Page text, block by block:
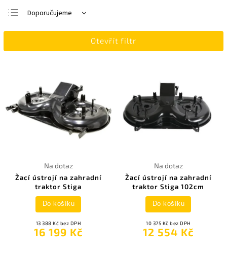
Doporučujeme
Nejlevnější
Otevřít filtr
Žací ústrojí na zahradní
traktor Stiga
Na dotaz
13 388 Kč bez DPH
16 199 Kč
Do košíku
Žací ústrojí na zahradní
traktor Stiga 102cm
Na dotaz
10 375 Kč bez DPH
12 554 Kč
Do košíku